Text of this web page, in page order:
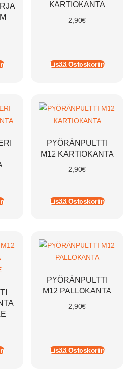
KARTIOKANTA
2,90€
Lisää Ostoskoriin
PYÖRÄNPULTTI
M12 KARTIOKANTA
2,90€
Lisää Ostoskoriin
PYÖRÄNPULTTI
M12 PALLOKANTA
2,90€
Lisää Ostoskoriin